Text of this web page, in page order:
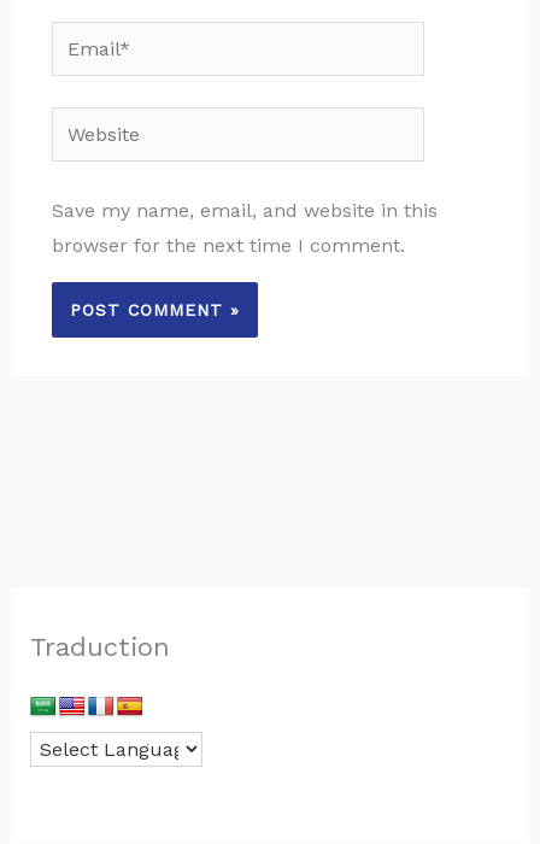
Email*
Website
Save my name, email, and website in this
browser for the next time I comment.
Traduction